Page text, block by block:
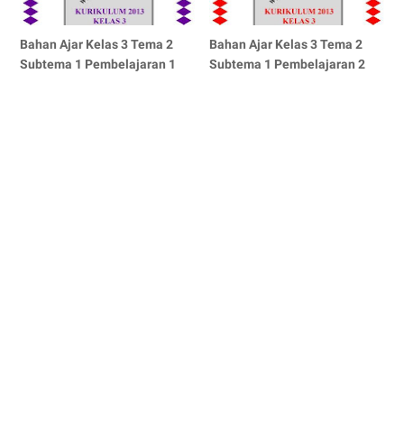
Bahan Ajar Kelas 3 Tema 2
Subtema 1 Pembelajaran 1
Bahan Ajar Kelas 3 Tema 2
Subtema 1 Pembelajaran 2